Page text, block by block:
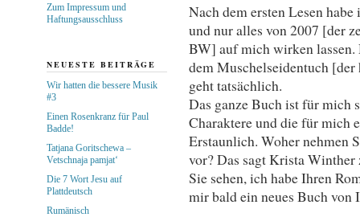
Nach dem ersten Lesen
und nur alles von 2007 [der
BW] auf mich wirken lassen.
dem Muschelseidentuch
geht tatsächlich.
Das ganze Buch ist für mich
Charaktere und die für mich
Erstaunlich. Woher nehmen
vor? Das sagt Krista
Sie sehen, ich habe Ihren
mir bald ein neues Buch von
Zum Impressum und
Haftungsausschluss
NEUESTE BEITRÄGE
Wir hatten die bessere Musik
#3
Einen Rosenkranz für Paul
Badde!
Tatjana Goritschewa –
Vetschnaja pamjat‘
Die 7 Wort Jesu auf
Plattdeutsch
Rumänisch